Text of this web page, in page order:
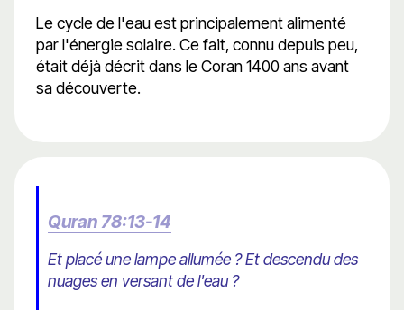
Le cycle de l'eau est principalement alimenté
par l'énergie solaire. Ce fait, connu depuis peu,
était déjà décrit dans le Coran 1400 ans avant
sa découverte.
Quran 78:13-14
Et placé une lampe allumée ? Et descendu des
nuages ​​en versant de l'eau ?